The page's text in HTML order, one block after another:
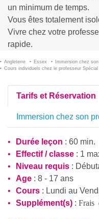
un minimum de temps.
Vous êtes totalement
Vivre chez votre
rapide.
Angleterre Essex
Immersion chez
Cours individuels chez le professeur Spécial
Tarifs et Réservation
Immersion chez son
Durée leçon : 60 min.
Effectif / classe : 1
Niveau requis :
Age : 8 - 17 ans
Cours : Lundi au
Supplément(s) : Frais